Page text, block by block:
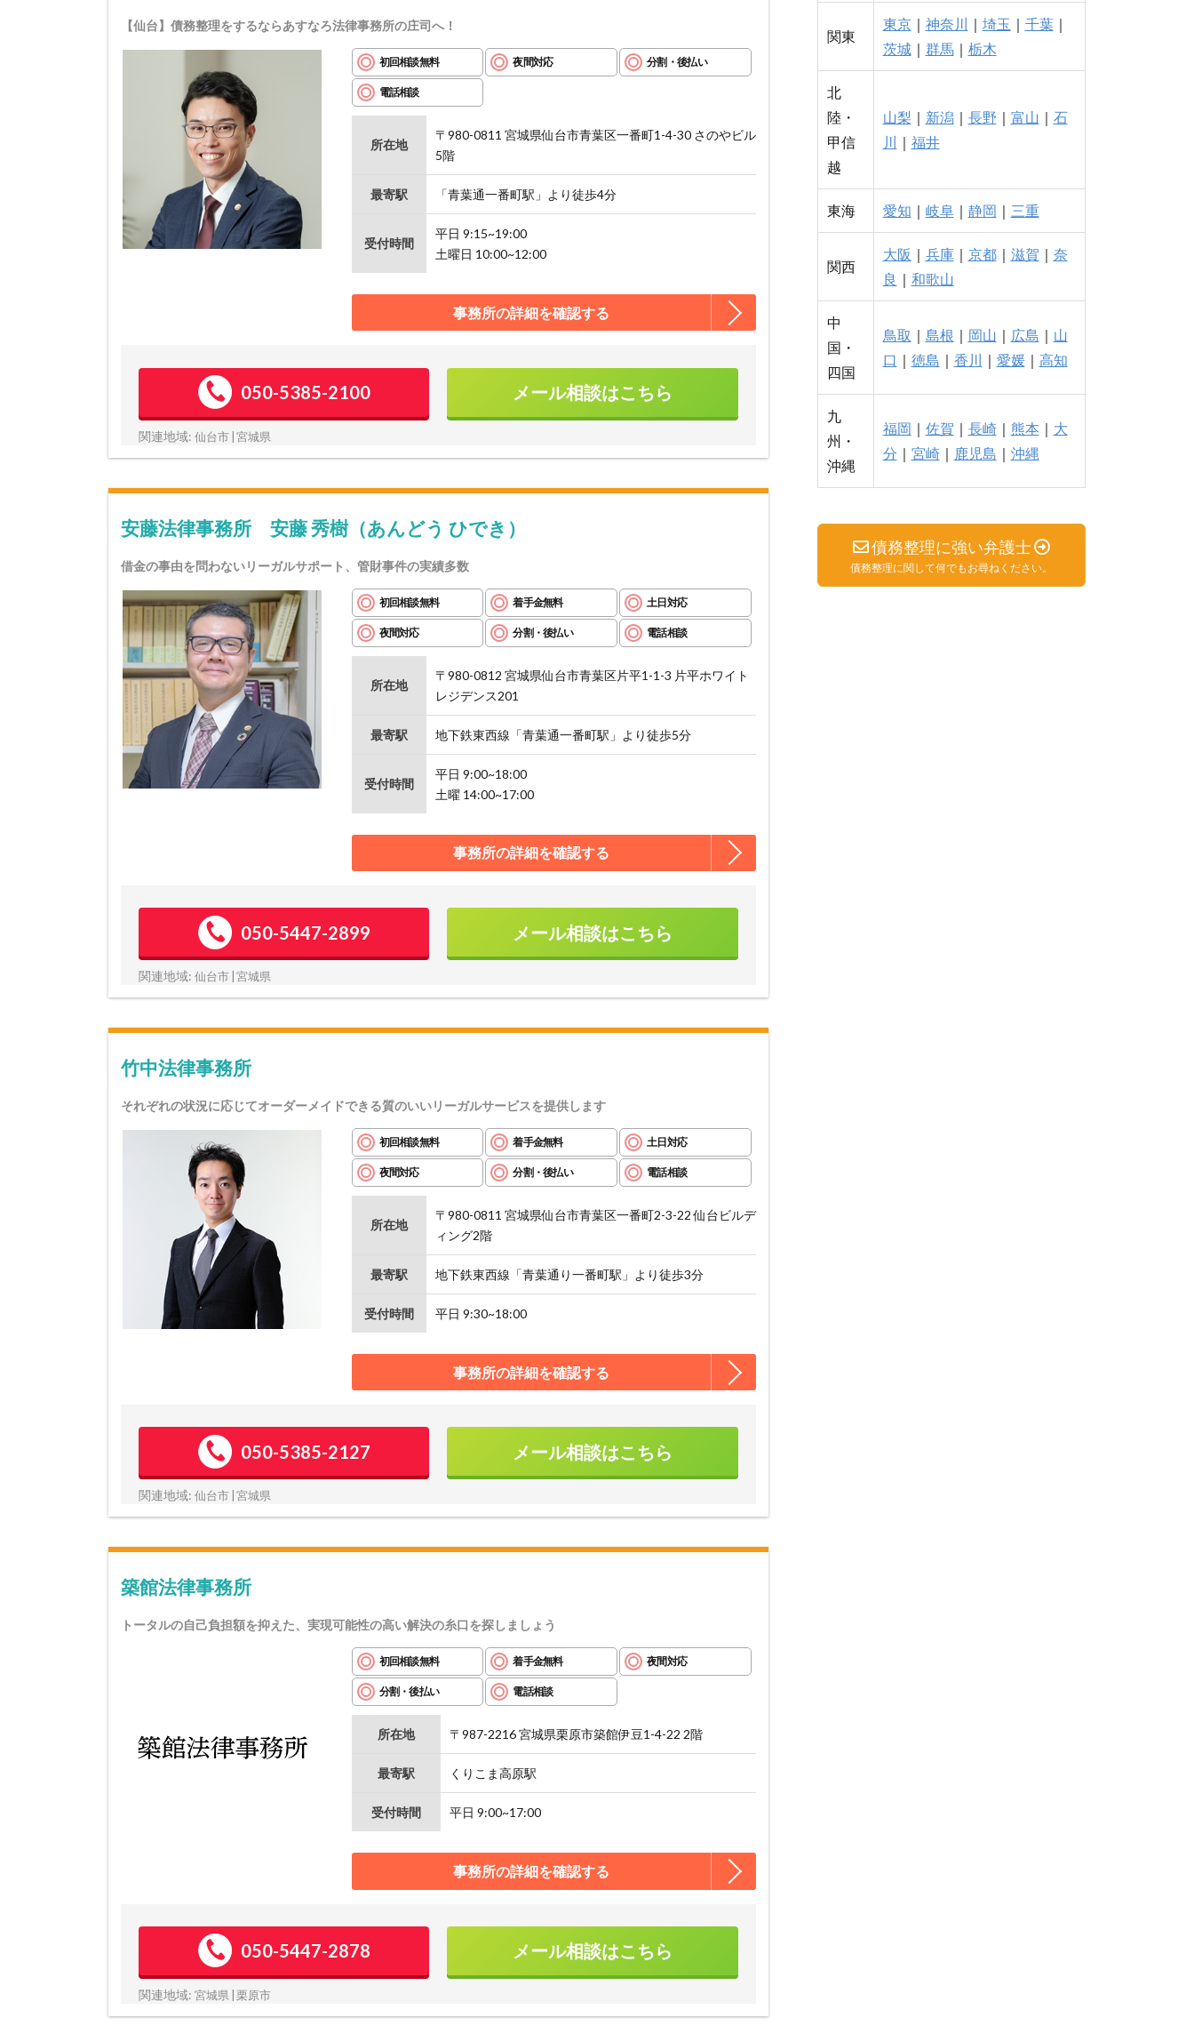
【仙台】債務整理をするならあすなろ法律事務所の庄司へ！
初回相談無料 夜間対応 分割・後払い
電話相談
所在地
〒980-0811 宮城県仙台市青葉区一番町1-4-30 さのやビル
5階
最寄駅 「青葉通一番町駅」より徒歩4分
受付時間
平日 9:15~19:00
土曜日 10:00~12:00
事務所の詳細を確認する
050-5385-2100 メール相談はこちら
関連地域: 仙台市 | 宮城県
安藤法律事務所 安藤 秀樹（あんどう ひでき）
借金の事由を問わないリーガルサポート、管財事件の実績多数
初回相談無料 着手金無料 土日対応
夜間対応 分割・後払い 電話相談
所在地
〒980-0812 宮城県仙台市青葉区片平1-1-3 片平ホワイト
レジデンス201
最寄駅 地下鉄東西線「青葉通一番町駅」より徒歩5分
受付時間
平日 9:00~18:00
土曜 14:00~17:00
事務所の詳細を確認する
050-5447-2899 メール相談はこちら
関連地域: 仙台市 | 宮城県
竹中法律事務所
それぞれの状況に応じてオーダーメイドできる質のいいリーガルサービスを提供します
初回相談無料 着手金無料 土日対応
夜間対応 分割・後払い 電話相談
所在地
〒980-0811 宮城県仙台市青葉区一番町2-3-22 仙台ビルデ
ィング2階
最寄駅 地下鉄東西線「青葉通り一番町駅」より徒歩3分
受付時間 平日 9:30~18:00
事務所の詳細を確認する
050-5385-2127 メール相談はこちら
関連地域: 仙台市 | 宮城県
築館法律事務所
トータルの自己負担額を抑えた、実現可能性の高い解決の糸口を探しましょう
初回相談無料 着手金無料 夜間対応
分割・後払い 電話相談
所在地 〒987-2216 宮城県栗原市築館伊豆1-4-22 2階
最寄駅 くりこま高原駅
受付時間 平日 9:00~17:00
事務所の詳細を確認する
050-5447-2878 メール相談はこちら
関連地域: 宮城県 | 栗原市
関東
東京｜ 神奈川 ｜ 埼玉 ｜ 千葉｜
茨城｜ 群馬｜ 栃木
北
陸・
甲信
越
山梨 ｜ 新潟 ｜ 長野 ｜ 富山 ｜ 石
川 ｜ 福井
東海 愛知 ｜ 岐阜｜ 静岡 ｜ 三重
関西
大阪 ｜ 兵庫｜ 京都｜ 滋賀 ｜ 奈
良 ｜ 和歌山
中
国・
四国
鳥取 ｜ 島根 ｜ 岡山 ｜ 広島 ｜ 山
口 ｜ 徳島 ｜ 香川 ｜ 愛媛｜ 高知
九
州・
沖縄
福岡 ｜ 佐賀 ｜ 長崎｜ 熊本 ｜ 大
分 ｜ 宮崎｜ 鹿児島 ｜ 沖縄
債務整理に強い弁護士
債務整理に関して何でもお尋ねください。